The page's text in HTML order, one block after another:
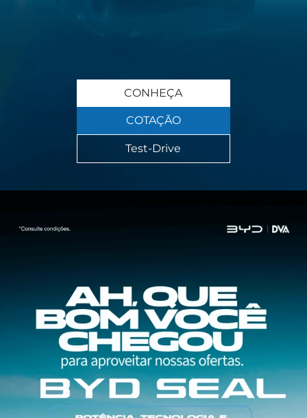
CONHEÇA
COTAÇÃO
Test-Drive